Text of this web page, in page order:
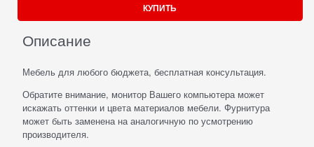
КУПИТЬ
Описание
Мебель для любого бюджета, бесплатная консультация.
Обратите внимание, монитор Вашего компьютера может
искажать оттенки и цвета материалов мебели. Фурнитура
может быть заменена на аналогичную по усмотрению
производителя.